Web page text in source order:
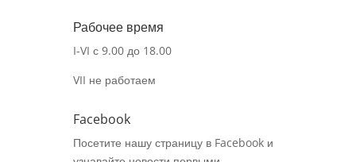
Рабочее время
I-VI с 9.00 до 18.00
VII не работаем
Facebook
Посетите нашу страницу в Facebook и